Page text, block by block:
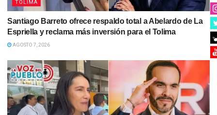
TOLIMA
Santiago Barreto ofrece respaldo total a Abelardo de La
Espriella y reclama más inversión para el Tolima
AGOSTO 7, 2026